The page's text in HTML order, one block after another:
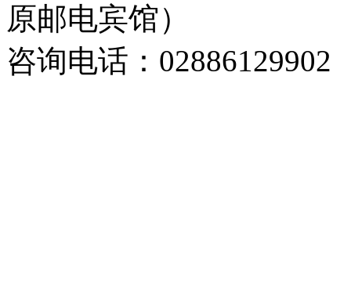
原邮电宾馆）
咨询电话：02886129902